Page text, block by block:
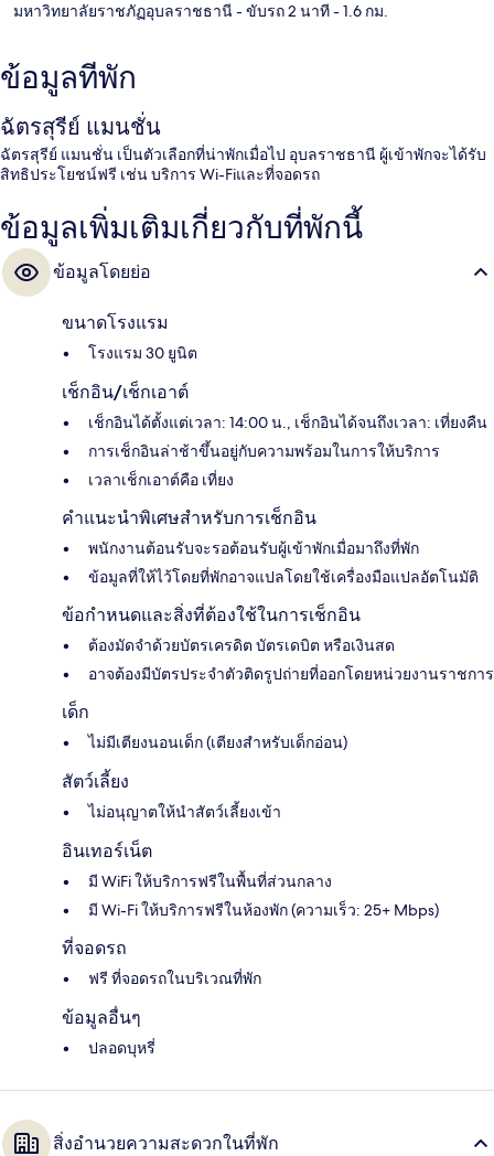
มหาวิทยาลัยราชภัฏอุบลราชธานี- ขับรถ 2 นาที- 1.6 กม.
ข้อมูลที่พัก
ฉัตรสุรีย์ แมนชั่น
ฉัตรสุรีย์ แมนชั่น เป็นตัวเลือกที่น่าพักเมื่อไป อุบลราชธานี ผู้เข้าพักจะได้รับ
สิทธิประโยชน์ฟรี เช่น บริการ Wi-Fiและที่จอดรถ
ข้อมูลเพิ่มเติมเกี่ยวกับที่พักนี้
ข้อมูลโดยย่อ
ขนาดโรงแรม
โรงแรม 30 ยูนิต
เช็กอิน/เช็กเอาต์
เช็กอินได้ตั้งแต่เวลา: 14:00 น., เช็กอินได้จนถึงเวลา: เที่ยงคืน
การเช็กอินล่าช้าขึ้นอยู่กับความพร้อมในการให้บริการ
เวลาเช็กเอาต์คือ เที่ยง
คำแนะนำพิเศษสำหรับการเช็กอิน
พนักงานต้อนรับจะรอต้อนรับผู้เข้าพักเมื่อมาถึงที่พัก
ข้อมูลที่ให้ไว้โดยที่พักอาจแปลโดยใช้เครื่องมือแปลอัตโนมัติ
ข้อกำหนดและสิ่งที่ต้องใช้ในการเช็กอิน
ต้องมัดจำด้วยบัตรเครดิต บัตรเดบิต หรือเงินสด
อาจต้องมีบัตรประจำตัวติดรูปถ่ายที่ออกโดยหน่วยงานราชการ
เด็ก
ไม่มีเตียงนอนเด็ก (เตียงสำหรับเด็กอ่อน)
สัตว์เลี้ยง
ไม่อนุญาตให้นำสัตว์เลี้ยงเข้า
อินเทอร์เน็ต
มี WiFi ให้บริการฟรีในพื้นที่ส่วนกลาง
มี Wi-Fi ให้บริการฟรีในห้องพัก (ความเร็ว: 25+ Mbps)
ที่จอดรถ
ฟรี ที่จอดรถในบริเวณที่พัก
ข้อมูลอื่นๆ
ปลอดบุหรี่
สิ่งอำนวยความสะดวกในที่พัก